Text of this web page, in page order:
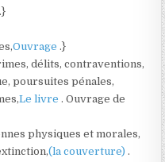
.}
Ouvrage.}
délits, contraventions,
poursuites pénales,
Le livre. Ouvrage de
physiques et morales,
(la couverture).